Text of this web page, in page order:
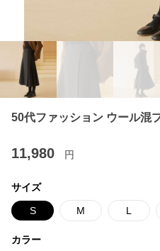
50代ファッション ウール混
11,980 円
サイズ
S M L
カラー